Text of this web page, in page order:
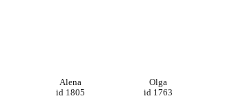
Alena
id 1805
Olga
id 1763